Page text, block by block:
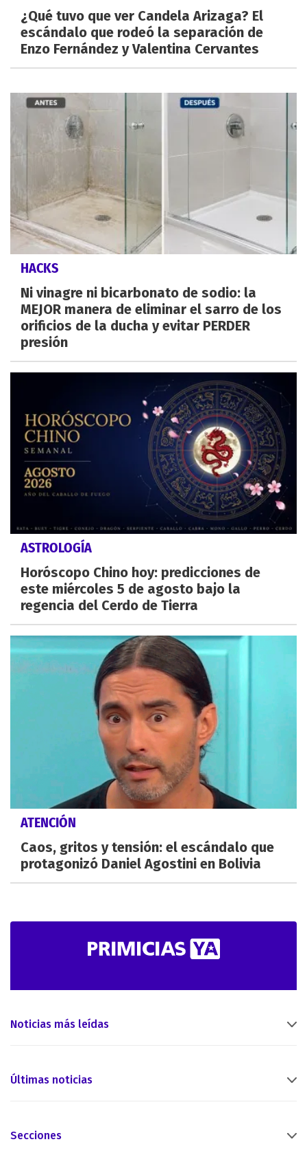
¿Qué tuvo que ver Candela Arizaga? El
escándalo que rodeó la separación de
Enzo Fernández y Valentina Cervantes
HACKS
Ni vinagre ni bicarbonato de sodio: la
MEJOR manera de eliminar el sarro de los
orificios de la ducha y evitar PERDER
presión
ASTROLOGÍA
Horóscopo Chino hoy: predicciones de
este miércoles 5 de agosto bajo la
regencia del Cerdo de Tierra
ATENCIÓN
Caos, gritos y tensión: el escándalo que
protagonizó Daniel Agostini en Bolivia
Noticias más leídas
Últimas noticias
Secciones